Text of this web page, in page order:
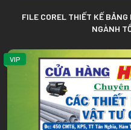
FILE COREL THIẾT KẾ BẢNG
NGÀNH
VIP